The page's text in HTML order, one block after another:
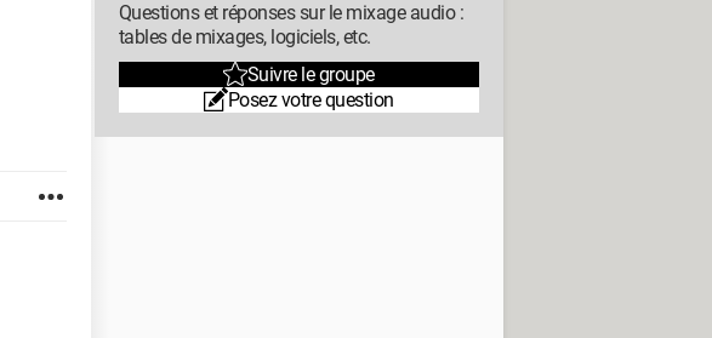
Questions et réponses sur le mixage audio :
tables de mixages, logiciels, etc.
Suivre le groupe
Posez votre question